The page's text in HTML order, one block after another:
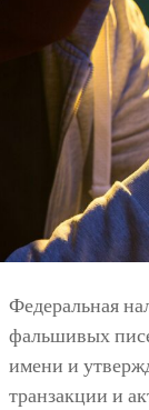
Федеральная
фальшивых
имени и
транзакции и